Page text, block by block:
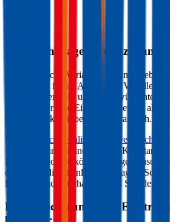
Gebrauchtwagen Finanzierung
Eine klassische Variante, um einen
finanzieren, ist der Autokredit
. Vor allem
schnell gehen soll, um den gewünschten
sichern, aber eine Eigenfinanzierung
online Autokredit besonders praktisch.
durchblicker online Kreditvergleich
wenigen Minuten individuelle
Ihres
Pontiac . Sie können das
dann auch direkt online beantragen. So
Ihres
Pontiac innerhalb von 24 Stunden
Kfz-Versicherung beim